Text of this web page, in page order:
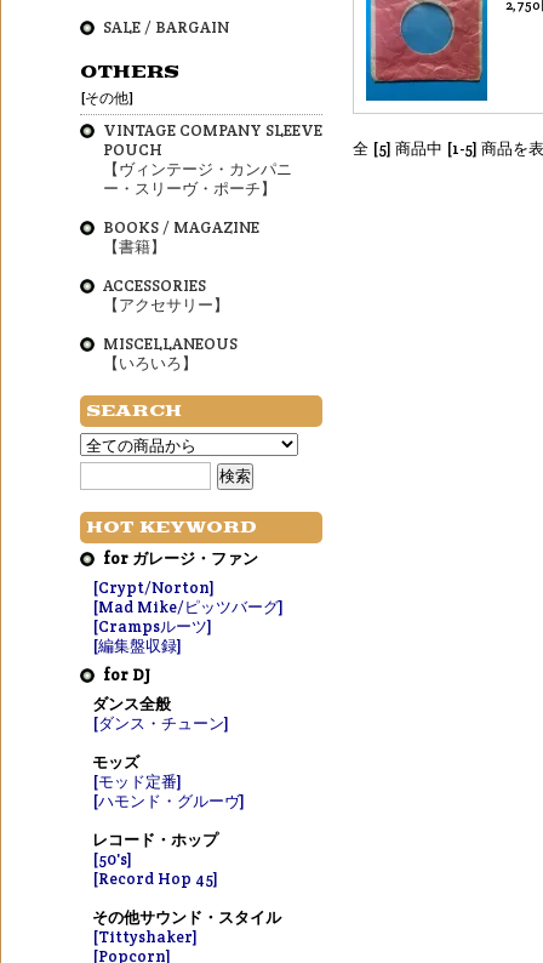
2,750
全 [5] 商品中 [1-5] 商品を
SALE / BARGAIN
OTHERS
[その他]
VINTAGE COMPANY SLEEVE
POUCH
【ヴィンテージ・カンパニ
ー・スリーヴ・ポーチ】
BOOKS / MAGAZINE
【書籍】
ACCESSORIES
【アクセサリー】
MISCELLANEOUS
【いろいろ】
SEARCH
HOT KEYWORD
for ガレージ・ファン
[Crypt/Norton]
[Mad Mike/ピッツバーグ]
[Crampsルーツ]
[編集盤収録]
for DJ
ダンス全般
[ダンス・チューン]
モッズ
[モッド定番]
[ハモンド・グルーヴ]
レコード・ホップ
[50's]
[Record Hop 45]
その他サウンド・スタイル
[Tittyshaker]
[Popcorn]